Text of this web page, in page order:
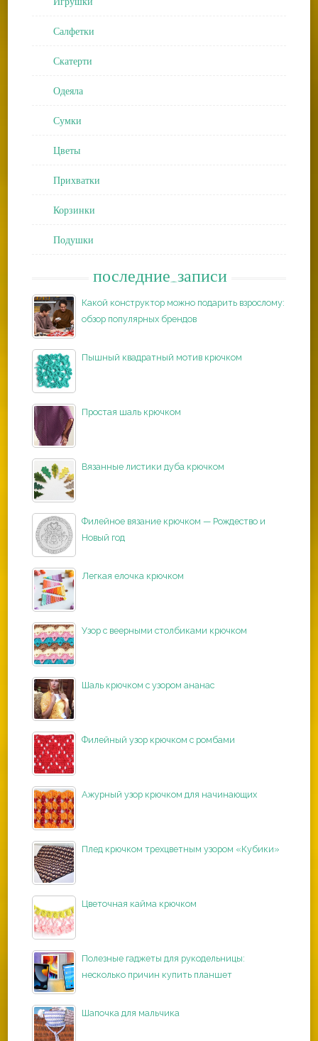
Салфетки
Скатерти
Одеяла
Сумки
Цветы
Прихватки
Корзинки
Подушки
последние_записи
Какой конструктор можно подарить взрослому:
обзор популярных брендов
Пышный квадратный мотив крючком
Простая шаль крючком
Вязанные листики дуба крючком
Филейное вязание крючком — Рождество и
Новый год
Легкая елочка крючком
Узор с веерными столбиками крючком
Шаль крючком с узором ананас
Филейный узор крючком с ромбами
Ажурный узор крючком для начинающих
Плед крючком трехцветным узором «Кубики»
Цветочная кайма крючком
Полезные гаджеты для рукодельницы:
несколько причин купить планшет
Шапочка для мальчика